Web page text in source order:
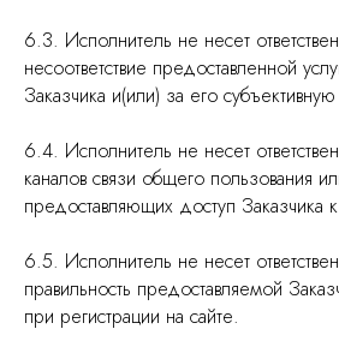
6.3. Исполнитель не несет
несоответствие предоставленной
Заказчика и(или) за его
6.4. Исполнитель не несет
каналов связи общего пользования
предоставляющих доступ Заказчика
6.5. Исполнитель не несет
правильность предоставляемой
при регистрации на сайте.